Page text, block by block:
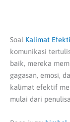
Soal Kalimat
komunikasi
baik, mereka
gagasan, emosi,
kalimat efektif
mulai dari